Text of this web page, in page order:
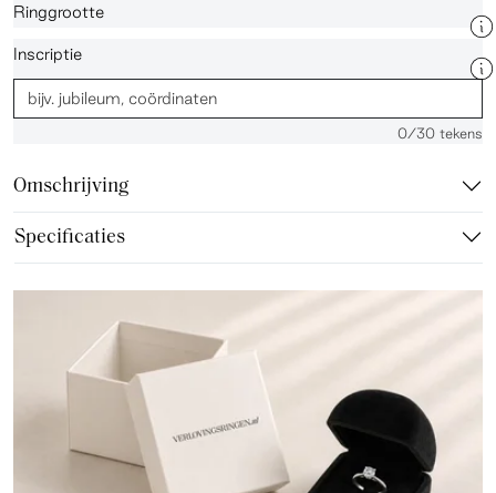
Ringgrootte
Inscriptie
0/30 tekens
Omschrijving
Specificaties